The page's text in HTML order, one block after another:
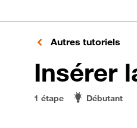
Autres tutoriels
Insérer
1 étape Débutant